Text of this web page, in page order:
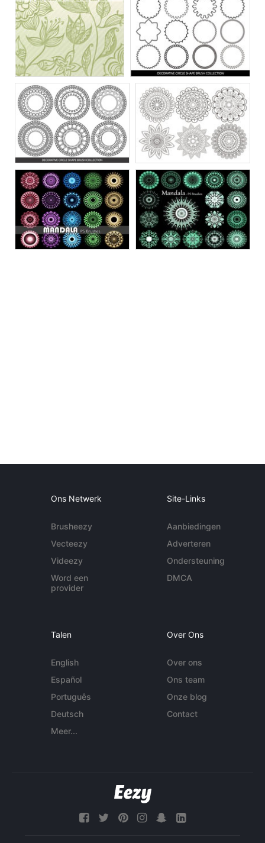
Ons Netwerk
Brusheezy
Vecteezy
Videezy
Word een
provider
Site-Links
Aanbiedingen
Adverteren
Ondersteuning
DMCA
Talen
English
Español
Português
Deutsch
Meer...
Over Ons
Over ons
Ons team
Onze blog
Contact